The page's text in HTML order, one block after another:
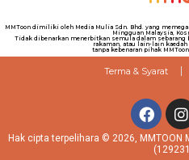
MMToon dimiliki oleh Media Mulia Sdn. Bhd. yang
Mingguan Malaysia,
Tidak dibenarkan menerbitkan semula dalam sebarang
rakaman, atau lain-lain
tanpa kebenaran pihak
Terma & Syarat
Hak cipta terpelihara © 2026, MMTOON